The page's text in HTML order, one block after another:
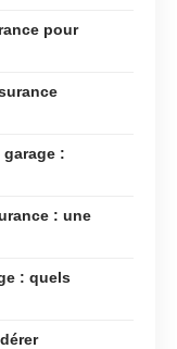
pour
:
: une
: quels